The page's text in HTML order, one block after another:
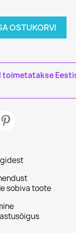
OSTUKORVI
toimetatakse
sobiva toote